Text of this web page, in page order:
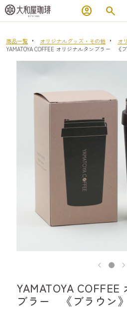
account_circle search
商品一覧 オリジナルグッズ・その他
オ
YAMATOYA COFFEE オリジナルタンブラー 《ブ
YAMATOYA COFFEE
ブラー 《ブラウン》